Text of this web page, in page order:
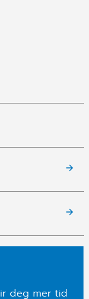
deg mer tid